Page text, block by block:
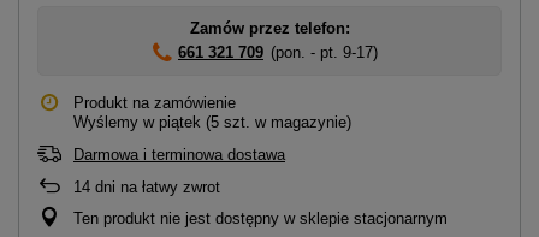
Zamów przez telefon:
661 321 709 (pon. - pt. 9-17)
Produkt na zamówienie
Wyślemy w piątek (5 szt. w magazynie)
Darmowa i terminowa dostawa
14 dni na łatwy zwrot
Ten produkt nie jest dostępny w sklepie stacjonarnym